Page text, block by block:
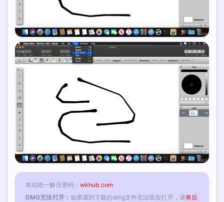
本站统一解压密码： wkhub.com
DMG无法打开： 如果遇到下载的dmg文件无法双击打开，请将后